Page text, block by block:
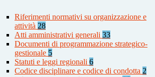
Riferimenti normativi su organizzazione e
attività 28
Atti amministrativi generali 33
Documenti di programmazione strategico-
gestionale 5
Statuti e leggi regionali 6
Codice disciplinare e codice di condotta 2